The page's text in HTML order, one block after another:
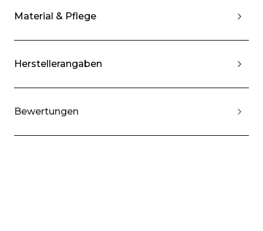
Material & Pflege
Herstellerangaben
Bewertungen